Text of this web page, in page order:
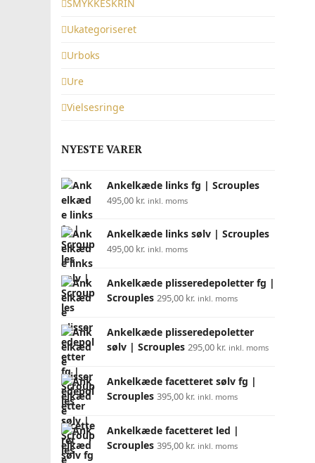
SMYKKESKRIN
Ukategoriseret
Urboks
Ure
Vielsesringe
NYESTE VARER
Ankelkæde links fg | Scrouples
495,00 kr. inkl. moms
Ankelkæde links sølv | Scrouples
495,00 kr. inkl. moms
Ankelkæde plisseredepoletter fg |
Scrouples 295,00 kr. inkl. moms
Ankelkæde plisseredepoletter
sølv | Scrouples 295,00 kr. inkl. moms
Ankelkæde facetteret sølv fg |
Scrouples 395,00 kr. inkl. moms
Ankelkæde facetteret led |
Scrouples 395,00 kr. inkl. moms